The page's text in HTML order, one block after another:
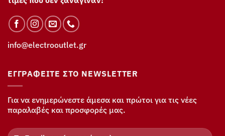
info@electrooutlet.gr
ΕΓΓΡΑΦΕΊΤΕ ΣΤΟ NEWSLETTER
Για να ενημερώνεστε άμεσα και πρώτοι για τις νέες
παραλαβές και προσφορές μας.